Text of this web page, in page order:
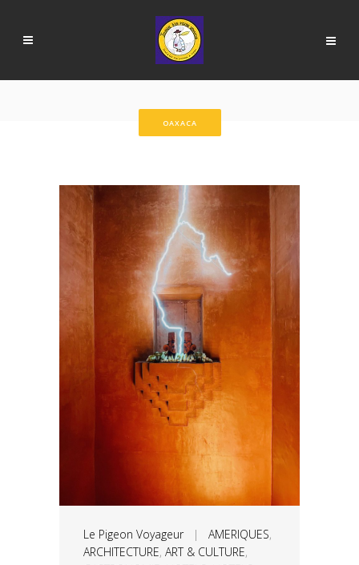
OAXACA
Le Pigeon Voyageur| AMERIQUES,
ARCHITECTURE, ART & CULTURE,